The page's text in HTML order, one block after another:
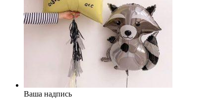
Ваша надпись